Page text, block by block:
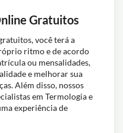
Gratuitos
você terá a
ritmo e de acordo
ou mensalidades,
e melhorar sua
Além disso, nossos
em Termologia e
experiência de